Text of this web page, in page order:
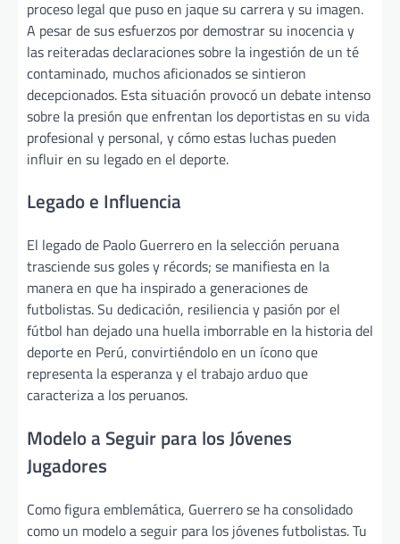
proceso legal que puso en jaque su carrera y su imagen.
A pesar de sus esfuerzos por demostrar su inocencia y
las reiteradas declaraciones sobre la ingestión de un té
contaminado, muchos aficionados se sintieron
decepcionados. Esta situación provocó un debate intenso
sobre la presión que enfrentan los deportistas en su vida
profesional y personal, y cómo estas luchas pueden
influir en su legado en el deporte.
Legado e Influencia
El legado de Paolo Guerrero en la selección peruana
trasciende sus goles y récords; se manifiesta en la
manera en que ha inspirado a generaciones de
futbolistas. Su dedicación, resiliencia y pasión por el
fútbol han dejado una huella imborrable en la historia del
deporte en Perú, convirtiéndolo en un ícono que
representa la esperanza y el trabajo arduo que
caracteriza a los peruanos.
Modelo a Seguir para los Jóvenes
Jugadores
Como figura emblemática, Guerrero se ha consolidado
como un modelo a seguir para los jóvenes futbolistas. Tu